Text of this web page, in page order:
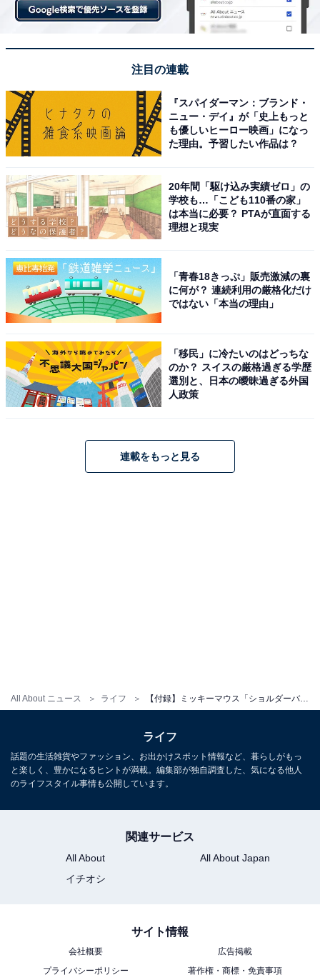
All About ニュース ライフ 【付録】ミッキーマウス「ショルダーバッグ＆フェイスチャームポーチ」が付いてくる！ 『YOUNG&OLSEN The DRYGOODS STORE SHOULDER BAG BOOK』が5月26日発売
見た目以上の収納力＆細部までこだわった本格仕
様
やわらかい＆幅広で肩に食い込みにくいショルダースト
ラップは、アジャスター付きで最長約110cmまで調整可
能。ストラップを取り外せばミニボストンバッグとして
も使える2WAY仕様で、定番ハンドルデザインや箔押し
ロゴなど、ブランドらしい細部のこだわりも見逃せませ
ん。
注目の連載
『スパイダーマン：ブランド・
ニュー・デイ』が「史上もっと
も優しいヒーロー映画」になっ
た理由。予習したい作品は？
20年間「駆け込み実績ゼロ」の
学校も…「こども110番の家」
は本当に必要？ PTAが直面する
理想と現実
「青春18きっぷ」販売激減の裏
に何が？ 連続利用の厳格化だけ
ではない「本当の理由」
「移民」に冷たいのはどっちな
のか？ スイスの厳格過ぎる学歴
選別と、日本の曖昧過ぎる外国
人政策
連載をもっと見る
ライフ
話題の生活雑貨やファッション、お出かけスポット情報など、暮らしがもっ
と楽しく、豊かになるヒントが満載。編集部が独自調査した、気になる他人
のライフスタイル事情も公開しています。
関連サービス
All About
All About Japan
イチオシ
サイト情報
会社概要
広告掲載
プライバシーポリシー
著作権・商標・免責事項